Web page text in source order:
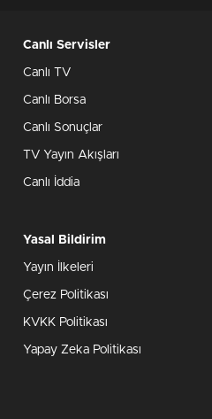
Canlı Servisler
Canlı TV
Canlı Borsa
Canlı Sonuçlar
TV Yayın Akışları
Canlı İddia
Yasal Bildirim
Yayın İlkeleri
Çerez Politikası
KVKK Politikası
Yapay Zeka Politikası